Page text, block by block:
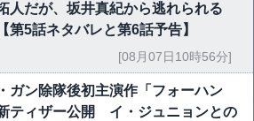
人だが、坂井真紀から逃れられる
第5話ネタバレと第6話予告】
[08月07日10時56分]
ガン除隊後初主演作「フォーハン
ティザー公開 イ・ジュニョンとの